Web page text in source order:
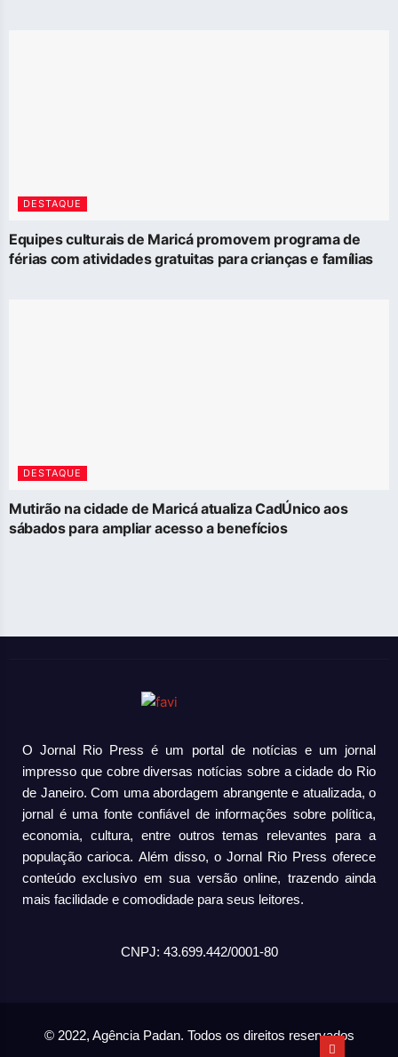
DESTAQUE
Equipes culturais de Maricá promovem programa de
férias com atividades gratuitas para crianças e famílias
DESTAQUE
Mutirão na cidade de Maricá atualiza CadÚnico aos
sábados para ampliar acesso a benefícios
O Jornal Rio Press é um portal de notícias e um jornal
impresso que cobre diversas notícias sobre a cidade do Rio
de Janeiro. Com uma abordagem abrangente e atualizada, o
jornal é uma fonte confiável de informações sobre política,
economia, cultura, entre outros temas relevantes para a
população carioca. Além disso, o Jornal Rio Press oferece
conteúdo exclusivo em sua versão online, trazendo ainda
mais facilidade e comodidade para seus leitores.
CNPJ: 43.699.442/0001-80
© 2022, Agência Padan. Todos os direitos reservados